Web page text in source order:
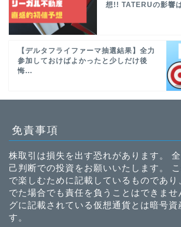
想!! TATERUの影響
【デルタフライファーマ抽選結果】全力
参加しておけばよかったと少しだけ後
悔...
免責事項
株取引は損失を出す恐れがあります。
己判断での投資をお願いいたします。
で楽しむために記載しているものであ
でた場合でも責任を負うことはできませ
グに記載されている仮想通貨とは暗号資
す。